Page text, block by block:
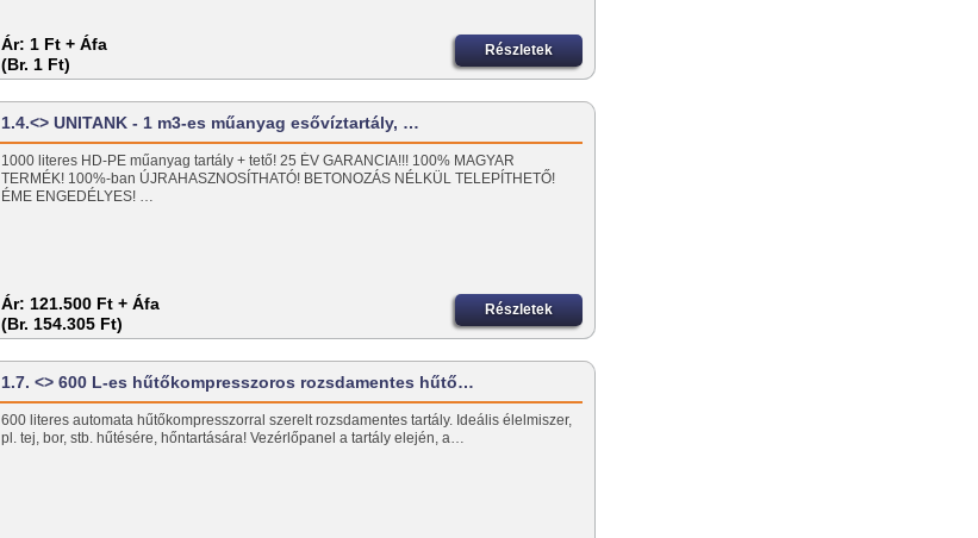
Ár: 1 Ft + Áfa
(Br. 1 Ft)
Részletek
1.4.<> UNITANK - 1 m3-es műanyag esővíztartály, …
1000 literes HD-PE műanyag tartály + tető! 25 ÉV GARANCIA!!! 100% MAGYAR
TERMÉK! 100%-ban ÚJRAHASZNOSÍTHATÓ! BETONOZÁS NÉLKÜL TELEPÍTHETŐ!
ÉME ENGEDÉLYES! …
Ár: 121.500 Ft + Áfa
(Br. 154.305 Ft)
Részletek
1.7. <> 600 L-es hűtőkompresszoros rozsdamentes hűtő…
600 literes automata hűtőkompresszorral szerelt rozsdamentes tartály. Ideális élelmiszer,
pl. tej, bor, stb. hűtésére, hőntartására! Vezérlőpanel a tartály elején, a…